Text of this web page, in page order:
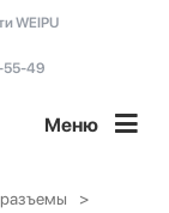
WEIPU
55-49
Меню